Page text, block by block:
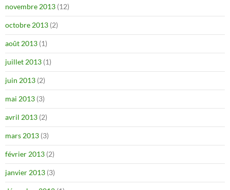
novembre 2013 (12)
octobre 2013 (2)
août 2013 (1)
juillet 2013 (1)
juin 2013 (2)
mai 2013 (3)
avril 2013 (2)
mars 2013 (3)
février 2013 (2)
janvier 2013 (3)